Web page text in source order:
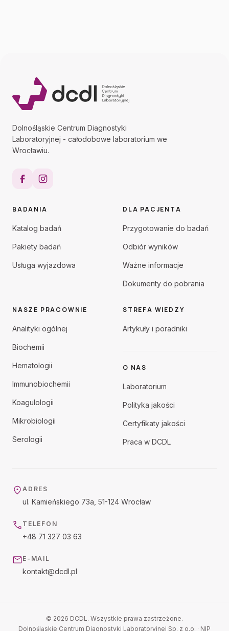
Dolnośląskie Centrum Diagnostyki
Laboratoryjnej - całodobowe laboratorium we
Wrocławiu.
BADANIA
Katalog badań
Pakiety badań
Usługa wyjazdowa
DLA PACJENTA
Przygotowanie do badań
Odbiór wyników
Ważne informacje
Dokumenty do pobrania
NASZE PRACOWNIE
Analityki ogólnej
Biochemii
Hematologii
Immunobiochemii
Koagulologii
Mikrobiologii
Serologii
STREFA WIEDZY
Artykuły i poradniki
O NAS
Laboratorium
Polityka jakości
Certyfikaty jakości
Praca w DCDL
ADRES
ul. Kamieńskiego 73a, 51-124 Wrocław
TELEFON
+48 71 327 03 63
E-MAIL
kontakt@dcdl.pl
© 2026 DCDL. Wszystkie prawa zastrzeżone.
Dolnośląskie Centrum Diagnostyki Laboratoryjnej Sp. z o.o. · NIP